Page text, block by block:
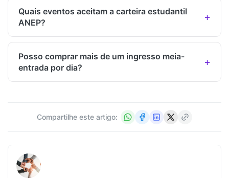
Quais eventos aceitam a carteira estudantil
ANEP?
Posso comprar mais de um ingresso meia-
entrada por dia?
Compartilhe este artigo: